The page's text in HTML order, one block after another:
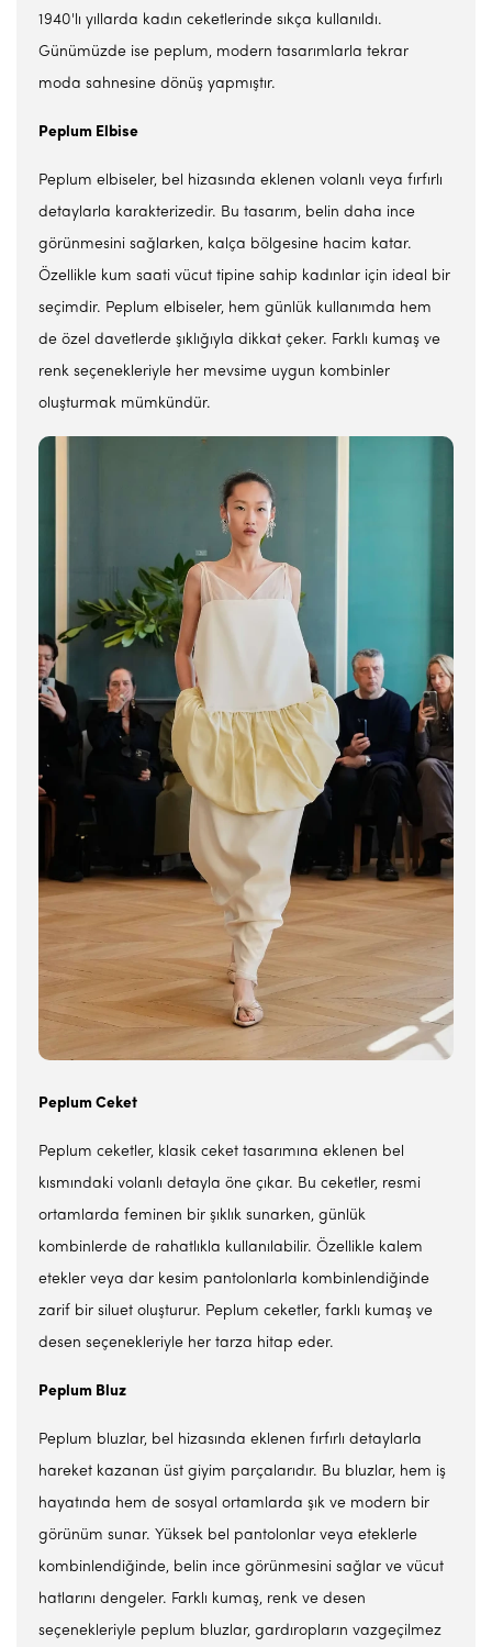
1940'lı yıllarda kadın ceketlerinde sıkça kullanıldı.
Günümüzde ise peplum, modern tasarımlarla tekrar
moda sahnesine dönüş yapmıştır.
Peplum Elbise
Peplum elbiseler, bel hizasında eklenen volanlı veya fırfırlı
detaylarla karakterizedir. Bu tasarım, belin daha ince
görünmesini sağlarken, kalça bölgesine hacim katar.
Özellikle kum saati vücut tipine sahip kadınlar için ideal bir
seçimdir. Peplum elbiseler, hem günlük kullanımda hem
de özel davetlerde şıklığıyla dikkat çeker. Farklı kumaş ve
renk seçenekleriyle her mevsime uygun kombinler
oluşturmak mümkündür.
Peplum Ceket
Peplum ceketler, klasik ceket tasarımına eklenen bel
kısmındaki volanlı detayla öne çıkar. Bu ceketler, resmi
ortamlarda feminen bir şıklık sunarken, günlük
kombinlerde de rahatlıkla kullanılabilir. Özellikle kalem
etekler veya dar kesim pantolonlarla kombinlendiğinde
zarif bir siluet oluşturur. Peplum ceketler, farklı kumaş ve
desen seçenekleriyle her tarza hitap eder.
Peplum Bluz
Peplum bluzlar, bel hizasında eklenen fırfırlı detaylarla
hareket kazanan üst giyim parçalarıdır. Bu bluzlar, hem iş
hayatında hem de sosyal ortamlarda şık ve modern bir
görünüm sunar. Yüksek bel pantolonlar veya eteklerle
kombinlendiğinde, belin ince görünmesini sağlar ve vücut
hatlarını dengeler. Farklı kumaş, renk ve desen
seçenekleriyle peplum bluzlar, gardıropların vazgeçilmez